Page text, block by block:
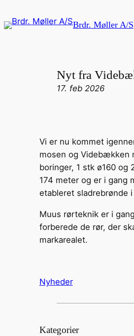
Brdr. Møller A/S
Nyt fra
17. feb 2026
Vi er nu kommet
mosen og Videbækken
boringer, 1 stk ø160 og
174 meter og er i gang
etableret sladrebrønde
Muus rørteknik er i
forberede de rør, der
markarealet.
Nyheder
Kategorier